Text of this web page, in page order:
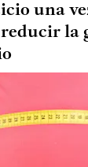
una
la